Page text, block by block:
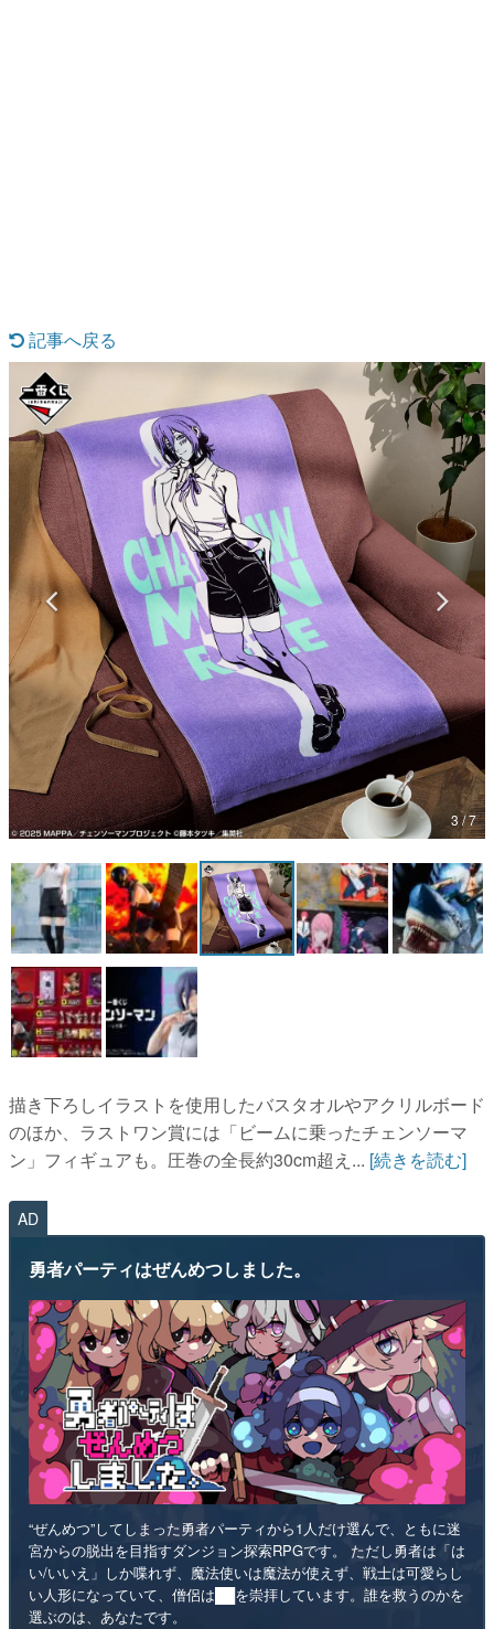
特集記事
マンガ
女性向け
アプリレビュー
その他
電ファミニコゲーマーとは？
運営：株式会社マレ
記事へ戻る
3 / 7
描き下ろしイラストを使用したバスタオルやアクリルボード
のほか、ラストワン賞には「ビームに乗ったチェンソーマ
ン」フィギュアも。圧巻の全長約30cm超え... [続きを読む]
AD
勇者パーティはぜんめつしました。
“ぜんめつ”してしまった勇者パーティから1人だけ選んで、ともに迷
宮からの脱出を目指すダンジョン探索RPGです。 ただし勇者は「は
い/いいえ」しか喋れず、魔法使いは魔法が使えず、戦士は可愛らし
い人形になっていて、僧侶は██を崇拝しています。誰を救うのかを
選ぶのは、あなたです。